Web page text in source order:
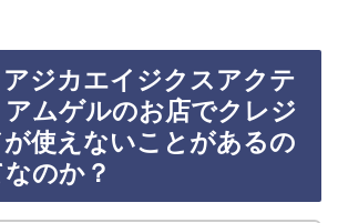
アジカエイジクスアクテ
ムゲルのお店でクレジ
使えないことがあるの
のか？